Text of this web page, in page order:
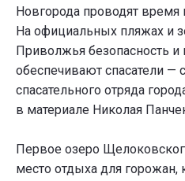
Новгорода проводят время
На официальных пляжах и
Приволжья безопасность
обеспечивают спасатели —
спасательного отряда
в материале Николая
Первое озеро
место отдыха для горожан,